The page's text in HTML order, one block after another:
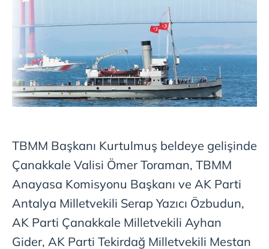
TBMM Başkanı Kurtulmuş beldeye gelişinde
Çanakkale Valisi Ömer Toraman, TBMM
Anayasa Komisyonu Başkanı ve AK Parti
Antalya Milletvekili Serap Yazıcı Özbudun,
AK Parti Çanakkale Milletvekili Ayhan
Gider, AK Parti Tekirdağ Milletvekili Mestan